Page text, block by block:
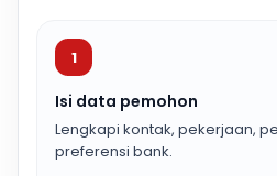
1
Isi data pemohon
Lengkapi kontak, pekerjaan,
preferensi bank.